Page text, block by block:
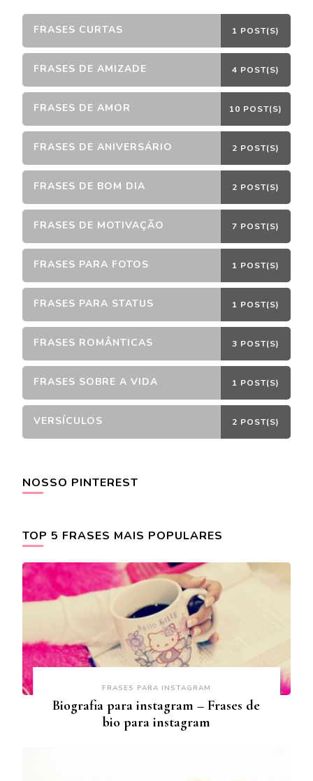
FRASES CURTAS 1 POST(S)
FRASES DE AMIZADE 4 POST(S)
FRASES DE AMOR 10 POST(S)
FRASES DE ANIVERSÁRIO 2 POST(S)
FRASES DE BOM DIA 2 POST(S)
FRASES DE MOTIVAÇÃO 7 POST(S)
FRASES PARA FOTOS 1 POST(S)
FRASES PARA STATUS 1 POST(S)
FRASES ROMÂNTICAS 3 POST(S)
FRASES SOBRE A VIDA 1 POST(S)
VERSÍCULOS 2 POST(S)
NOSSO PINTEREST
TOP 5 FRASES MAIS POPULARES
FRASES PARA INSTAGRAM
Biografia para instagram – Frases de
bio para instagram